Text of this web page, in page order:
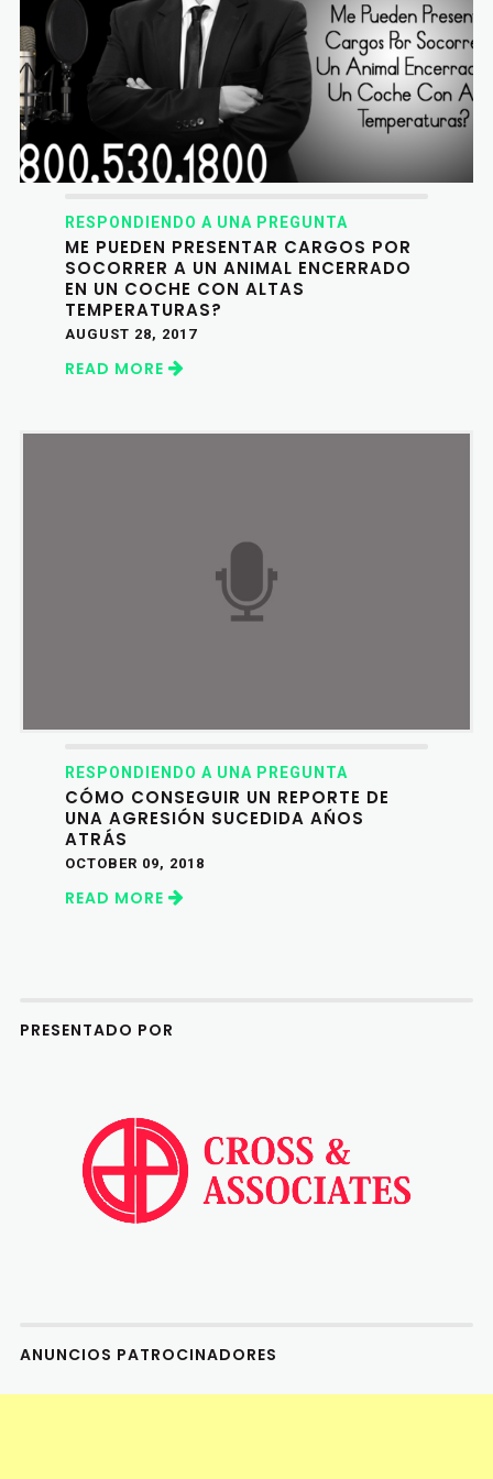
RESPONDIENDO A UNA PREGUNTA
ME PUEDEN PRESENTAR CARGOS POR
SOCORRER A UN ANIMAL ENCERRADO
EN UN COCHE CON ALTAS
TEMPERATURAS?
AUGUST 28, 2017
READ MORE
RESPONDIENDO A UNA PREGUNTA
CÓMO CONSEGUIR UN REPORTE DE
UNA AGRESIÓN SUCEDIDA AŃOS
ATRÁS
OCTOBER 09, 2018
READ MORE
PRESENTADO POR
ANUNCIOS PATROCINADORES